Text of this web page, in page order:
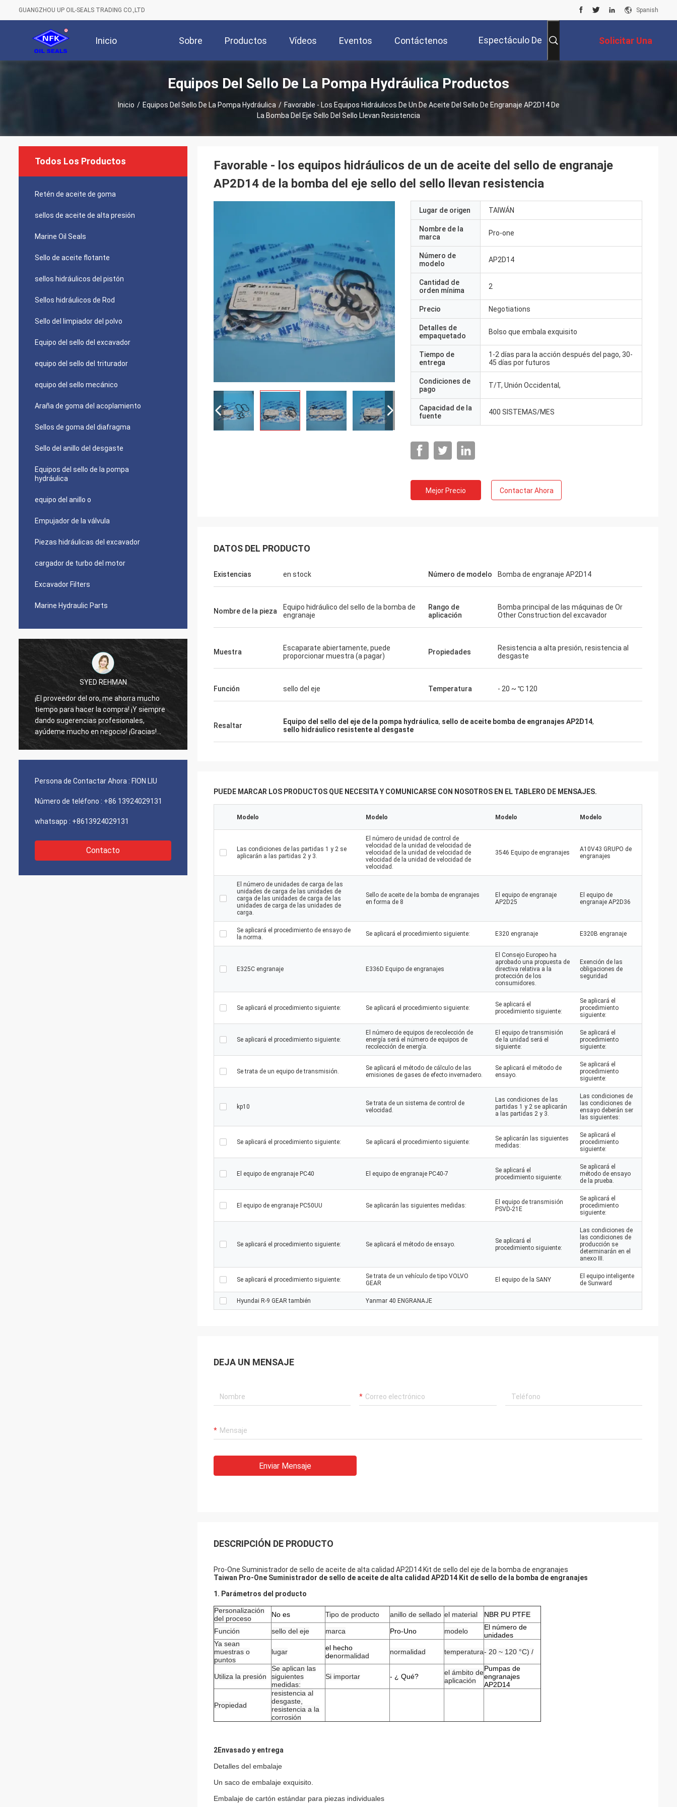
GUANGZHOU UP OIL-SEALS TRADING CO.,LTD Spanish
Inicio Sobre
Nosotros
Productos Vídeos Eventos Contáctenos Espectáculo De
Realidad Virtual
Solicitar Una
Cotización
Equipos Del Sello De La Pompa Hydráulica Productos
Inicio / Equipos Del Sello De La Pompa Hydráulica / Favorable - Los Equipos Hidráulicos De Un De Aceite Del Sello De Engranaje AP2D14 De
La Bomba Del Eje Sello Del Sello Llevan Resistencia
Todos Los Productos
Retén de aceite de goma
sellos de aceite de alta presión
Marine Oil Seals
Sello de aceite flotante
sellos hidráulicos del pistón
Sellos hidráulicos de Rod
Sello del limpiador del polvo
Equipo del sello del excavador
equipo del sello del triturador
equipo del sello mecánico
Araña de goma del acoplamiento
Sellos de goma del diafragma
Sello del anillo del desgaste
Equipos del sello de la pompa
hydráulica
equipo del anillo o
Empujador de la válvula
Piezas hidráulicas del excavador
cargador de turbo del motor
Excavador Filters
Marine Hydraulic Parts
SYED REHMAN
¡El proveedor del oro, me ahorra mucho
tiempo para hacer la compra! ¡Y siempre
dando sugerencias profesionales,
ayúdeme mucho en negocio! ¡Gracias!
Todo en el mejor orden, las mercancías de
contacto con a su compañía para
agencia son el 100% auténtico,
funcionamiento de coste excepcional.
¡Envío rápido y servic muy bueno
mercancías son buena calidad, nosotros
tendrán coopertion largo en el futuro.
Persona de Contactar Ahora : FION LIU
Número de teléfono : +86 13924029131
whatsapp : +8613924029131
Contacto
Favorable - los equipos hidráulicos de un de aceite del sello de engranaje
AP2D14 de la bomba del eje sello del sello llevan resistencia
Lugar de origen TAIWÁN
Nombre de la
marca
Pro-one
Número de
modelo
AP2D14
Cantidad de
orden mínima
2
Precio Negotiations
Detalles de
empaquetado
Bolso que embala exquisito
Tiempo de
entrega
1-2 días para la acción después del pago, 30-
45 días por futuros
Condiciones de
pago
T/T, Unión Occidental,
Capacidad de la
fuente
400 SISTEMAS/MES
Mejor Precio Contactar Ahora
DATOS DEL PRODUCTO
Existencias en stock Número de modelo Bomba de engranaje AP2D14
Nombre de la pieza
Equipo hidráulico del sello de la bomba de
engranaje
Rango de
aplicación
Bomba principal de las máquinas de Or
Other Construction del excavador
Muestra
Escaparate abiertamente, puede
proporcionar muestra (a pagar)
Propiedades
Resistencia a alta presión, resistencia al
desgaste
Función sello del eje Temperatura - 20 ~ ℃ 120
Resaltar Equipo del sello del eje de la pompa hydráulica, sello de aceite bomba de engranajes AP2D14,
sello hidráulico resistente al desgaste
PUEDE MARCAR LOS PRODUCTOS QUE NECESITA Y COMUNICARSE CON NOSOTROS EN EL TABLERO DE MENSAJES.
Modelo Modelo Modelo Modelo
Las condiciones de las partidas 1 y 2 se
aplicarán a las partidas 2 y 3.
El número de unidad de control de
velocidad de la unidad de velocidad de
velocidad de la unidad de velocidad de
velocidad de la unidad de velocidad de
velocidad.
3546 Equipo de engranajes
A10V43 GRUPO de
engranajes
El número de unidades de carga de las
unidades de carga de las unidades de
carga de las unidades de carga de las
unidades de carga de las unidades de
carga.
Sello de aceite de la bomba de engranajes
en forma de 8
El equipo de engranaje
AP2D25
El equipo de
engranaje AP2D36
Se aplicará el procedimiento de ensayo de
la norma.
Se aplicará el procedimiento siguiente: E320 engranaje E320B engranaje
E325C engranaje E336D Equipo de engranajes
El Consejo Europeo ha
aprobado una propuesta de
directiva relativa a la
protección de los
consumidores.
Exención de las
obligaciones de
seguridad
Se aplicará el procedimiento siguiente: Se aplicará el procedimiento siguiente:
Se aplicará el
procedimiento siguiente:
Se aplicará el
procedimiento
siguiente:
Se aplicará el procedimiento siguiente:
El número de equipos de recolección de
energía será el número de equipos de
recolección de energía.
El equipo de transmisión
de la unidad será el
siguiente:
Se aplicará el
procedimiento
siguiente:
Se trata de un equipo de transmisión.
Se aplicará el método de cálculo de las
emisiones de gases de efecto invernadero.
Se aplicará el método de
ensayo.
Se aplicará el
procedimiento
siguiente:
kp10
Se trata de un sistema de control de
velocidad.
Las condiciones de las
partidas 1 y 2 se aplicarán
a las partidas 2 y 3.
Las condiciones de
las condiciones de
ensayo deberán ser
las siguientes:
Se aplicará el procedimiento siguiente: Se aplicará el procedimiento siguiente:
Se aplicarán las siguientes
medidas:
Se aplicará el
procedimiento
siguiente:
El equipo de engranaje PC40 El equipo de engranaje PC40-7
Se aplicará el
procedimiento siguiente:
Se aplicará el
método de ensayo
de la prueba.
El equipo de engranaje PC50UU Se aplicarán las siguientes medidas:
El equipo de transmisión
PSVD-21E
Se aplicará el
procedimiento
siguiente:
Se aplicará el procedimiento siguiente: Se aplicará el método de ensayo.
Se aplicará el
procedimiento siguiente:
Las condiciones de
las condiciones de
producción se
determinarán en el
anexo III.
Se aplicará el procedimiento siguiente:
Se trata de un vehículo de tipo VOLVO
GEAR
El equipo de la SANY
El equipo inteligente
de Sunward
Hyundai R-9 GEAR también Yanmar 40 ENGRANAJE
DEJA UN MENSAJE
Enviar Mensaje
DESCRIPCIÓN DE PRODUCTO
Pro-One Suministrador de sello de aceite de alta calidad AP2D14 Kit de sello del eje de la bomba de engranajes
Taiwan Pro-One Suministrador de sello de aceite de alta calidad AP2D14 Kit de sello de la bomba de engranajes
1. Parámetros del producto
Personalización
del proceso
No es Tipo de producto anillo de sellado el material NBR PU PTFE
Función sello del eje marca Pro-Uno modelo
El número de
unidades
Ya sean
muestras o
puntos
lugar
el hecho
denormalidad normalidad temperatura- 20 ~ 120 °C) /
Utiliza la presión
Se aplican las
siguientes
medidas:
Si importar - ¿ Qué?
el ámbito de
aplicación
Pumpas de
engranajes
AP2D14
Propiedad
resistencia al
desgaste,
resistencia a la
corrosión
2Envasado y entrega
Detalles del embalaje
Un saco de embalaje exquisito.
Embalaje de cartón estándar para piezas individuales